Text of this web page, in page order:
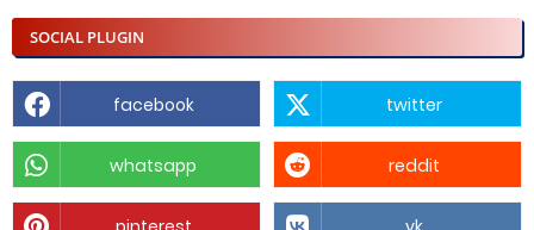
SOCIAL PLUGIN
facebook twitter
whatsapp reddit